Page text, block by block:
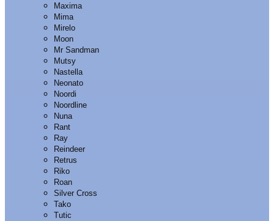
Maxima
Mima
Mirelo
Moon
Mr Sandman
Mutsy
Nastella
Neonato
Noordi
Noordline
Nuna
Rant
Ray
Reindeer
Retrus
Riko
Roan
Silver Cross
Tako
Tutic